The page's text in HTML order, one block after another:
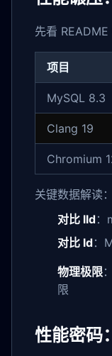
先看
项目
MySQL 8.3
Clang 19
Chromium
关键数据解读：
对比 lld：
对比 ld：
物理极限
限
性能密码